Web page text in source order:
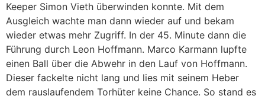
Keeper Simon Vieth überwinden konnte. Mit dem
Ausgleich wachte man dann wieder auf und bekam
wieder etwas mehr Zugriff. In der 45. Minute dann die
Führung durch Leon Hoffmann. Marco Karmann lupfte
einen Ball über die Abwehr in den Lauf von Hoffmann.
Dieser fackelte nicht lang und lies mit seinem Heber
dem rauslaufendem Torhüter keine Chance. So stand es